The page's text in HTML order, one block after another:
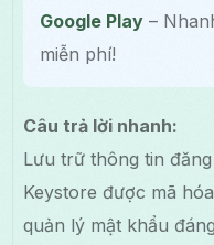
Google Play –
miễn phí!
Câu trả lời nhanh:
Lưu trữ thông tin
Keystore được mã
quản lý mật khẩu